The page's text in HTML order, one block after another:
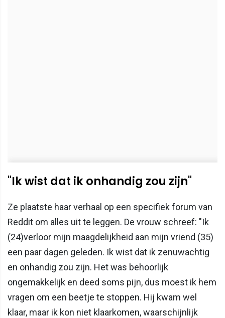
"Ik wist dat ik onhandig zou zijn"
Ze plaatste haar verhaal op een specifiek forum van
Reddit om alles uit te leggen. De vrouw schreef: "Ik
(24)verloor mijn maagdelijkheid aan mijn vriend (35)
een paar dagen geleden. Ik wist dat ik zenuwachtig
en onhandig zou zijn. Het was behoorlijk
ongemakkelijk en deed soms pijn, dus moest ik hem
vragen om een beetje te stoppen. Hij kwam wel
klaar, maar ik kon niet klaarkomen, waarschijnlijk